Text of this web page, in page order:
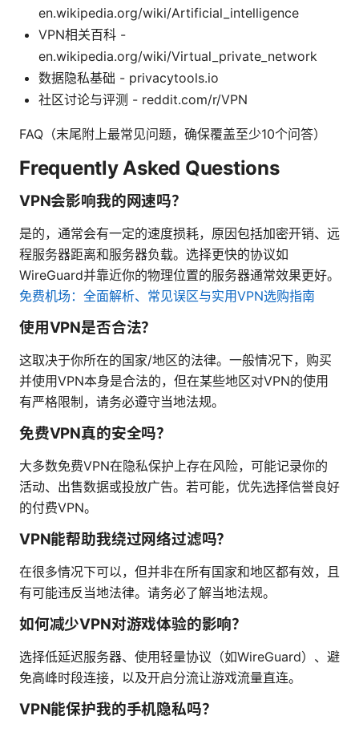
en.wikipedia.org/wiki/Artificial_intelligence
VPN相关百科 -
en.wikipedia.org/wiki/Virtual_private_network
数据隐私基础 - privacytools.io
社区讨论与评测 - reddit.com/r/VPN
FAQ（末尾附上最常见问题，确保覆盖至少10个问答）
Frequently Asked Questions
VPN会影响我的网速吗？
是的，通常会有一定的速度损耗，原因包括加密开销、远
程服务器距离和服务器负载。选择更快的协议如
WireGuard并靠近你的物理位置的服务器通常效果更好。
免费机场：全面解析、常见误区与实用VPN选购指南
使用VPN是否合法？
这取决于你所在的国家/地区的法律。一般情况下，购买
并使用VPN本身是合法的，但在某些地区对VPN的使用
有严格限制，请务必遵守当地法规。
免费VPN真的安全吗？
大多数免费VPN在隐私保护上存在风险，可能记录你的
活动、出售数据或投放广告。若可能，优先选择信誉良好
的付费VPN。
VPN能帮助我绕过网络过滤吗？
在很多情况下可以，但并非在所有国家和地区都有效，且
有可能违反当地法律。请务必了解当地法规。
如何减少VPN对游戏体验的影响？
选择低延迟服务器、使用轻量协议（如WireGuard）、避
免高峰时段连接，以及开启分流让游戏流量直连。
VPN能保护我的手机隐私吗？